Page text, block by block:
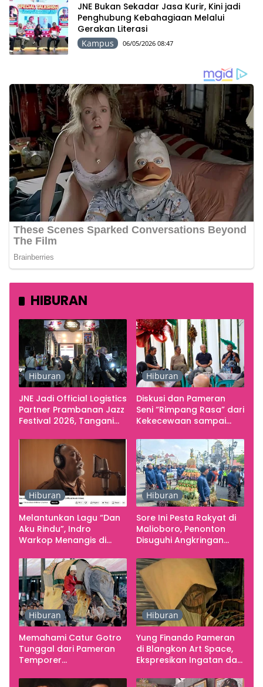
JNE Bukan Sekadar Jasa Kurir, Kini jadi
Penghubung Kebahagiaan Melalui
Gerakan Literasi
Kampus 06/05/2026 08:47
HIBURAN
Hiburan
JNE Jadi Official Logistics
Partner Prambanan Jazz
Festival 2026, Tangani
Kebutuhan Konser
Hiburan
Diskusi dan Pameran
Seni “Rimpang Rasa” dari
Kekecewaan sampai
Yogyakarta sebagai
Pusat Pergerakan Seni
Rupa Indonesia
Hiburan
Melantunkan Lagu “Dan
Aku Rindu”, Indro
Warkop Menangis di
Hiburan
Sore Ini Pesta Rakyat di
Malioboro, Penonton
Disuguhi Angkringan
Hiburan
Memahami Catur Gotro
Tunggal dari Pameran
Temporer
Hiburan
Yung Finando Pameran
di Blangkon Art Space,
Ekspresikan Ingatan dan